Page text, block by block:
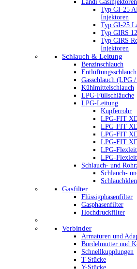
Landi Gasinjektoren
Typ GI-25
Injektoren
Typ GI-25
Typ GIRS
Typ GIRS
Injektoren
Schlauch & Leitung
Benzinschlauch
Entlüftungsschlauch
Gasschlauch (LPG
Kühlmittelschlauch
LPG-Füllschläuche
LPG-Leitung
Kupferrohr
LPG-FIT
LPG-FIT
LPG-FIT
LPG-FIT
LPG-
LPG-
Schlauch- und
Schlauch-
Gasfilter
Flüssigphasenfilter
Gasphasenfilter
Hochdruckfilter
Verbinder
Armaturen und
Bördelmutter und
Schnellkupplungen
T-Stücke
Y-Stücke